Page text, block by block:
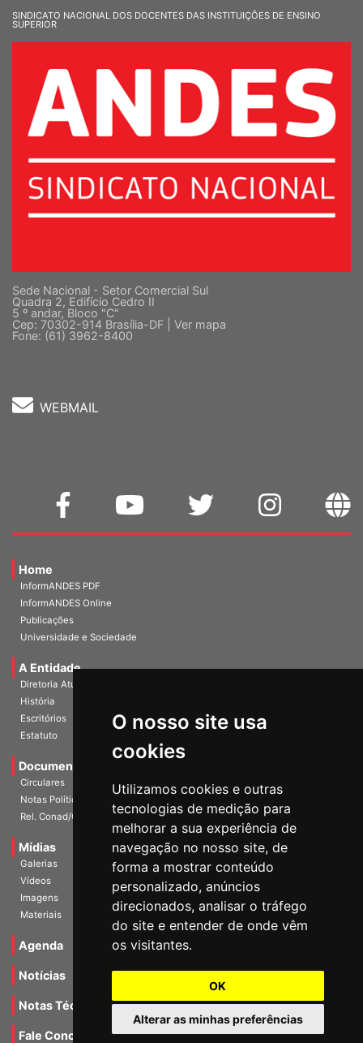
O nosso site usa
cookies
Utilizamos cookies e outras
tecnologias de medição para
melhorar a sua experiência de
navegação no nosso site, de
forma a mostrar conteúdo
personalizado, anúncios
direcionados, analisar o tráfego
do site e entender de onde vêm
os visitantes.
OK
Alterar as minhas preferências
SINDICATO NACIONAL DOS DOCENTES DAS INSTITUIÇÕES DE ENSINO
SUPERIOR
Sede Nacional - Setor Comercial Sul
Quadra 2, Edifício Cedro II
5 º andar, Bloco "C"
Cep: 70302-914 Brasília-DF | Ver mapa
Fone: (61) 3962-8400
WEBMAIL
Home
InformANDES PDF
InformANDES Online
Publicações
Universidade e Sociedade
A Entidade
Diretoria Atual
História
Escritórios
Estatuto
Documentos
Circulares
Notas Políticas
Rel. Conad/Congresso
Mídias
Galerias
Vídeos
Imagens
Materiais
Agenda
Notícias
Notas Técnicas
Fale Conocsco